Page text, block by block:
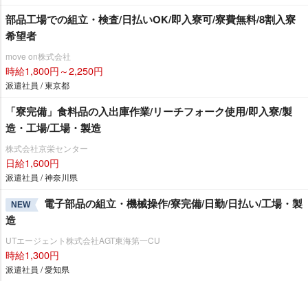
部品工場での組立・検査/日払いOK/即入寮可/寮費無料/8割入寮
希望者
move on株式会社
時給1,800円～2,250円
派遣社員 / 東京都
「寮完備」食料品の入出庫作業/リーチフォーク使用/即入寮/製
造・工場/工場・製造
株式会社京栄センター
日給1,600円
派遣社員 / 神奈川県
NEW
電子部品の組立・機械操作/寮完備/日勤/日払い/工場・製
造
UTエージェント株式会社AGT東海第一CU
時給1,300円
派遣社員 / 愛知県